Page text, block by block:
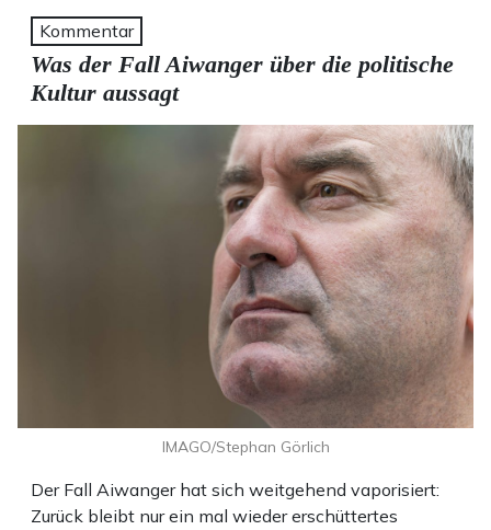
Kommentar
Was der Fall Aiwanger über die politische
Kultur aussagt
Der Fall Aiwanger hat sich weitgehend vaporisiert:
Zurück bleibt nur ein mal wieder erschüttertes
IMAGO/Stephan Görlich